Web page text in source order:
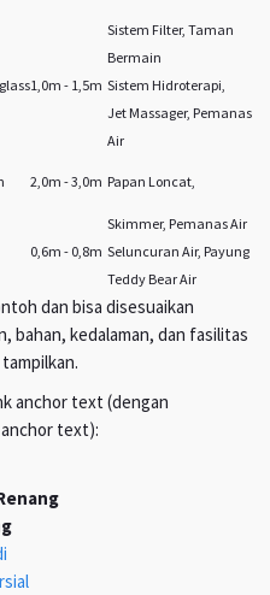
Sistem Filter, Taman
Bermain
1,0m - 1,5m Sistem Hidroterapi,
Jet Massager, Pemanas
Air
2,0m - 3,0m Papan Loncat,
Skimmer, Pemanas Air
0,6m - 0,8m Seluncuran Air, Payung
Teddy Bear Air
dan bisa disesuaikan
bahan, kedalaman, dan fasilitas
anchor text (dengan
text):